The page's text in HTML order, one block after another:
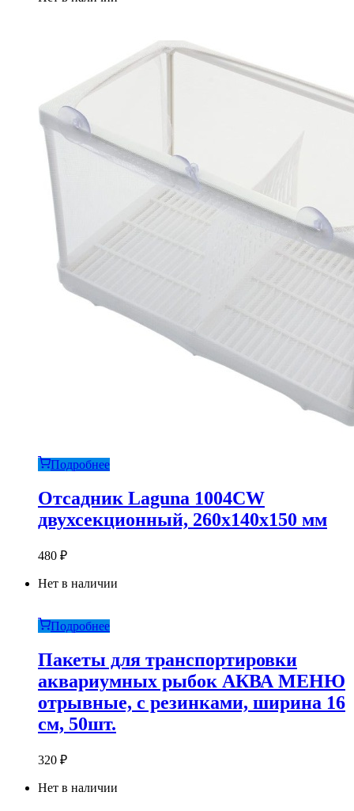
Подробнее
Отсадник Laguna 1004CW
двухсекционный, 260х140х150 мм
480 ₽
Нет в наличии
Подробнее
Пакеты для транспортировки
аквариумных рыбок АКВА МЕНЮ
отрывные, с резинками, ширина 16
см, 50шт.
320 ₽
Нет в наличии